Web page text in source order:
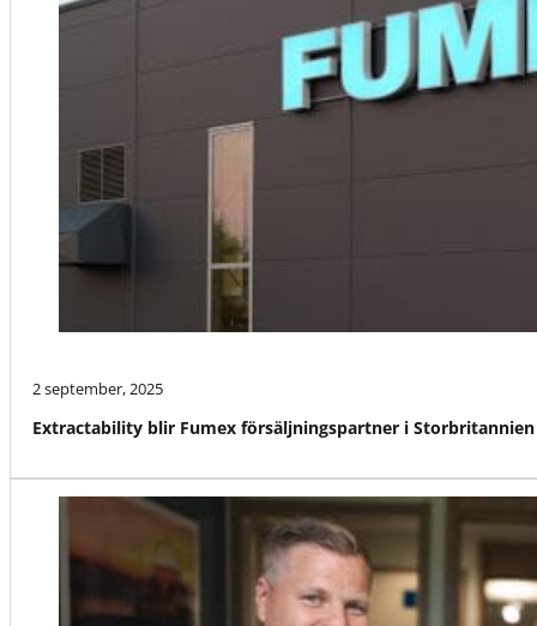
2 september, 2025
Extractability blir Fumex försäljningspartner i Storbritannien